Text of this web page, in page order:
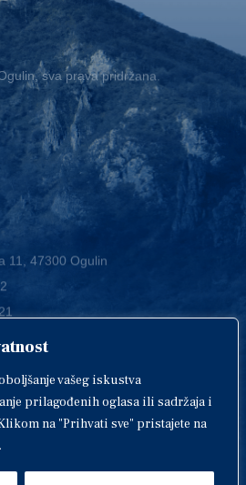
vašeg iskustva
prilagođenih oglasa ili sadržaja i
na "Prihvati sve" pristajete na
sva prava pridržana.
11, 47300 Ogulin